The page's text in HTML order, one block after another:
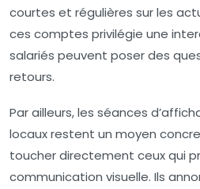
courtes et régulières sur les
ces comptes privilégie une
salariés peuvent poser des
retours.
Par ailleurs, les séances d’
locaux restent un moyen
toucher directement ceux qui
communication visuelle. Ils